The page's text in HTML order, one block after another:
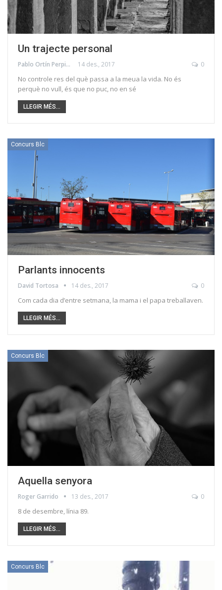
Un trajecte personal
Pablo Ortín Perpinyà 14 des., 2017 0
No controle res del què passa a la meua la vida. No és
perquè no vull, és que no puc, no en sé
LLEGIR MÉS...
Concurs Blc
Parlants innocents
David Tortosa 14 des., 2017 0
Com cada dia d’entre setmana, la mama i el papa treballaven.
LLEGIR MÉS...
Concurs Blc
Aquella senyora
Roger Garrido 13 des., 2017 0
8 de desembre, línia 89.
LLEGIR MÉS...
Concurs Blc